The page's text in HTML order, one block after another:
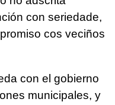
con seriedade,
cos veciños
con el gobierno
municipales, y